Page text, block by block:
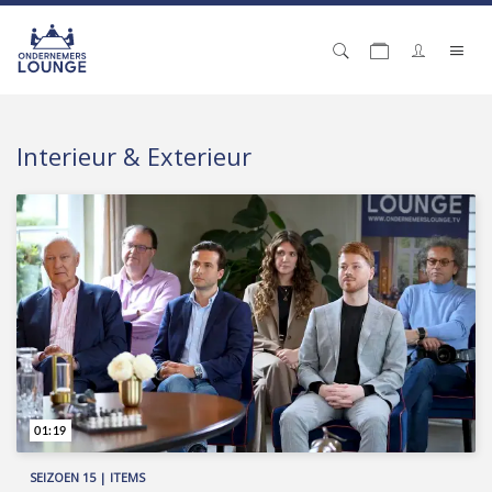
Interieur & Exterieur
SEIZOEN 15 | ITEMS
01:19